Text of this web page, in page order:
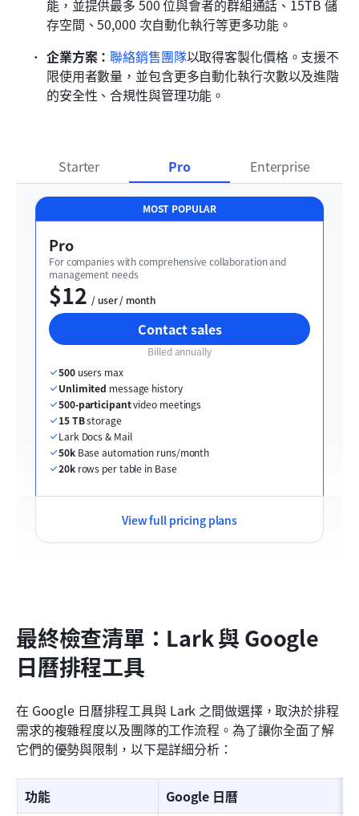
能，並提供最多 500 位與會者的群組通話、15TB 儲
存空間、50,000 次自動化執行等更多功能。
企業方案：聯絡銷售團隊以取得客製化價格。支援不
限使用者數量，並包含更多自動化執行次數以及進階
的安全性、合規性與管理功能。
Starter Pro Enterprise
MOST POPULAR
Pro
For companies with comprehensive collaboration and
management needs
$12
  / user / month
Contact sales
Billed annually
500 users max
Unlimited message history
500-participant video meetings
15 TB storage
Lark Docs & Mail
50k Base automation runs/month
20k rows per table in Base
View full pricing plans
最終檢查清單：Lark 與 Google
日曆排程工具
在 Google 日曆排程工具與 Lark 之間做選擇，取決於排程
需求的複雜程度以及團隊的工作流程。為了讓你全面了解
它們的優勢與限制，以下是詳細分析：
功能 Google 日曆